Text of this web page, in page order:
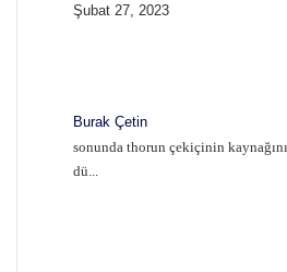
Şubat 27, 2023
Burak Çetin
sonunda thorun çekiçinin
dü...